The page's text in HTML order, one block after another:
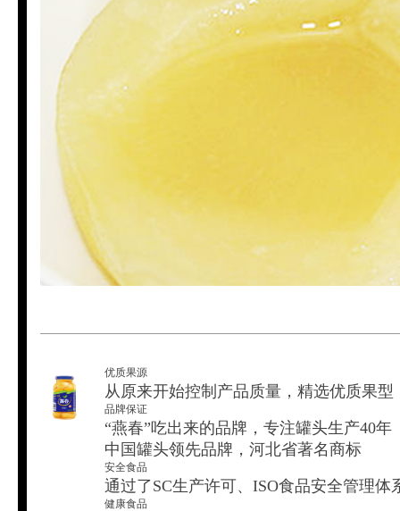
优质果源
从原来开始控制产品质量，精选优质果
品牌保证
“燕春”吃出来的品牌，专注罐头生产40年
中国罐头领先品牌，河北省著名商标
安全食品
通过了SC生产许可、ISO食品安全管理体
健康食品